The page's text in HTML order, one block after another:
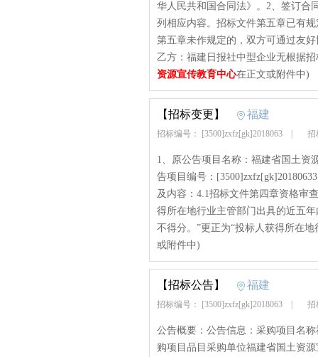
华人民共和国合同法》。2、签订合
列相应内容。招标文件第五章已有
第五章未作规定的，双方可通过友
乙方：福建日报社中型企业无根据
资源宣传教育中心在正文或附件中)
【招标变更】 福建
招标编号： [3500]zxfz[gk]2018063 招
1、原公告项目名称：福建省国土资
告项目编号：
及内容：4.1招标文件第四章资格审
得所在地行业主管部门出具的近五
不得分。”更正为“投标人获得所在
或附件中)
【招标公告】 福建
招标编号： [3500]zxfz[gk]2018063 招
公告概要：公告信息：采购项目名
购项目品目采购单位福建省国土资